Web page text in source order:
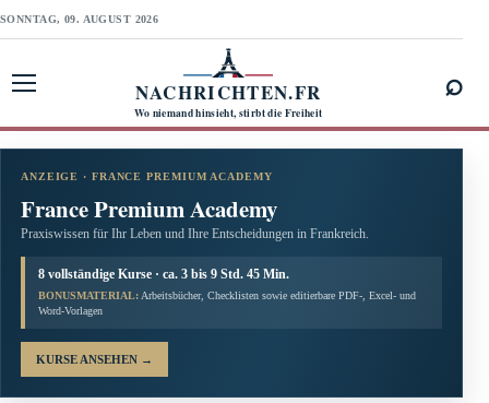
SONNTAG, 09. AUGUST 2026
NACHRICHTEN.FR
Wo niemand hinsieht, stirbt die Freiheit
⌕
ANZEIGE · FRANCE PREMIUM ACADEMY
France Premium Academy
Praxiswissen für Ihr Leben und Ihre Entscheidungen in Frankreich.
8 vollständige Kurse · ca. 3 bis 9 Std. 45 Min.
BONUSMATERIAL: Arbeitsbücher, Checklisten sowie editierbare PDF-, Excel- und
Word-Vorlagen
KURSE ANSEHEN →